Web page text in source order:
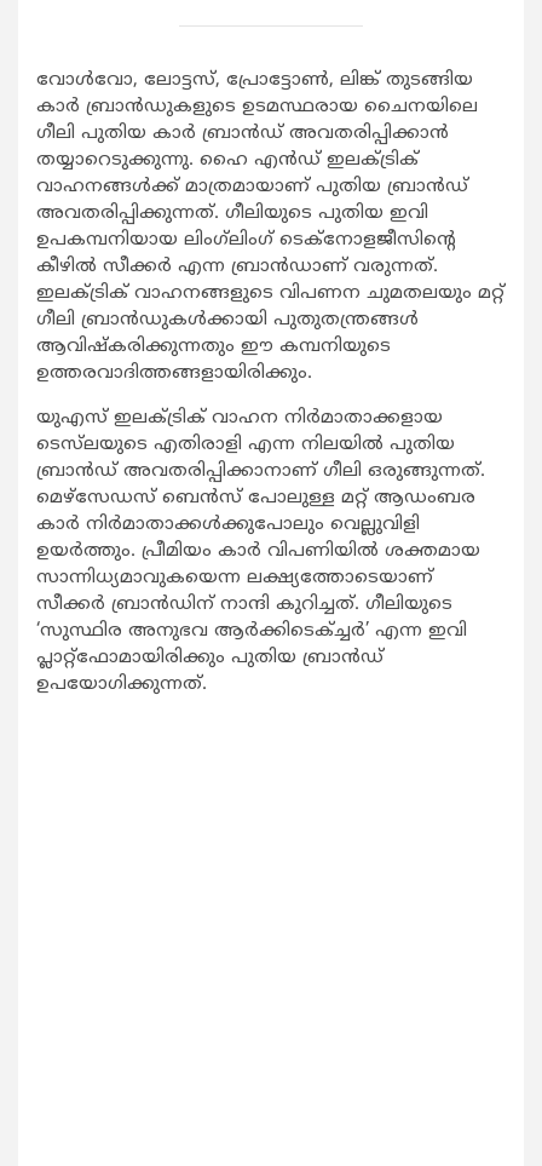
വോള്‍വോ, ലോട്ടസ്, പ്രോട്ടോണ്‍, ലിങ്ക് തുടങ്ങിയ
കാര്‍ ബ്രാന്‍ഡുകളുടെ ഉടമസ്ഥരായ ചൈനയിലെ
ഗീലി പുതിയ കാര്‍ ബ്രാന്‍ഡ് അവതരിപ്പിക്കാന്‍
തയ്യാറെടുക്കുന്നു. ഹൈ എന്‍ഡ് ഇലക്ട്രിക്
വാഹനങ്ങള്‍ക്ക് മാത്രമായാണ് പുതിയ ബ്രാന്‍ഡ്
അവതരിപ്പിക്കുന്നത്. ഗീലിയുടെ പുതിയ ഇവി
ഉപകമ്പനിയായ ലിംഗ്‌ലിംഗ് ടെക്‌നോളജീസിന്റെ
കീഴില്‍ സീക്കര്‍ എന്ന ബ്രാന്‍ഡാണ് വരുന്നത്.
ഇലക്ട്രിക് വാഹനങ്ങളുടെ വിപണന ചുമതലയും മറ്റ്
ഗീലി ബ്രാന്‍ഡുകള്‍ക്കായി പുതുതന്ത്രങ്ങള്‍
ആവിഷ്‌കരിക്കുന്നതും ഈ കമ്പനിയുടെ
ഉത്തരവാദിത്തങ്ങളായിരിക്കും.
യുഎസ് ഇലക്ട്രിക് വാഹന നിര്‍മാതാക്കളായ
ടെസ്‌ലയുടെ എതിരാളി എന്ന നിലയില്‍ പുതിയ
ബ്രാന്‍ഡ് അവതരിപ്പിക്കാനാണ് ഗീലി ഒരുങ്ങുന്നത്.
മെഴ്‌സേഡസ് ബെന്‍സ് പോലുള്ള മറ്റ് ആഡംബര
കാര്‍ നിര്‍മാതാക്കള്‍ക്കുപോലും വെല്ലുവിളി
ഉയര്‍ത്തും. പ്രീമിയം കാര്‍ വിപണിയില്‍ ശക്തമായ
സാന്നിധ്യമാവുകയെന്ന ലക്ഷ്യത്തോടെയാണ്
സീക്കര്‍ ബ്രാന്‍ഡിന് നാന്ദി കുറിച്ചത്. ഗീലിയുടെ
‘സുസ്ഥിര അനുഭവ ആര്‍ക്കിടെക്ച്ചര്‍’ എന്ന ഇവി
പ്ലാറ്റ്‌ഫോമായിരിക്കും പുതിയ ബ്രാന്‍ഡ്
ഉപയോഗിക്കുന്നത്.